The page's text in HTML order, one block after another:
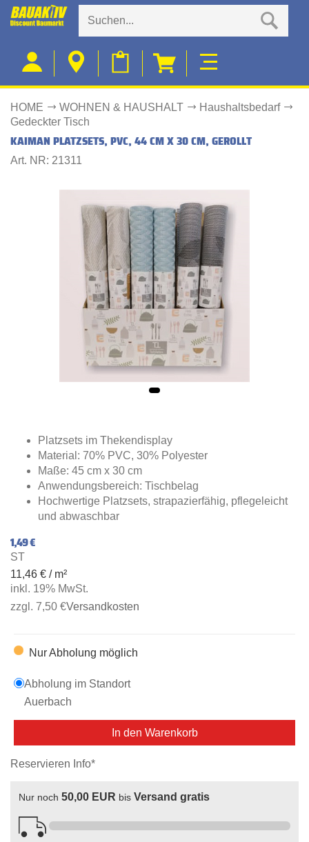
HOME WOHNEN & HAUSHALT
Haushaltsbedarf
Gedeckter Tisch
KAIMAN PLATZSETS, PVC, 44 CM X 30 CM, GEROLLT
Art. NR: 21311
Platzsets im Thekendisplay
Material: 70% PVC, 30% Polyester
Maße: 45 cm x 30 cm
Anwendungsbereich: Tischbelag
Hochwertige Platzsets, strapazierfähig, pflegeleicht
und abwaschbar
1,49 €
ST
11,46 € / m²
inkl. 19% MwSt.
zzgl. 7,50 €Versandkosten
Nur Abholung möglich
Abholung im Standort
Auerbach
In den Warenkorb
Reservieren Info*
Nur noch 50,00 EUR bis Versand gratis